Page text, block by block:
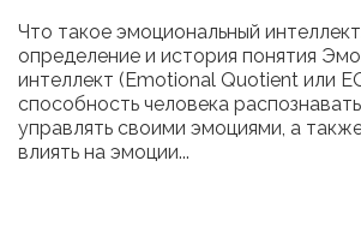
Что такое эмоциональный
определение и история понятия
интеллект (Emotional Quotient или
способность человека
управлять своими эмоциями, а
влиять на эмоции...